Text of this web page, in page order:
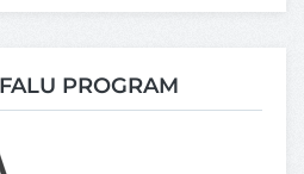
PROGRAM